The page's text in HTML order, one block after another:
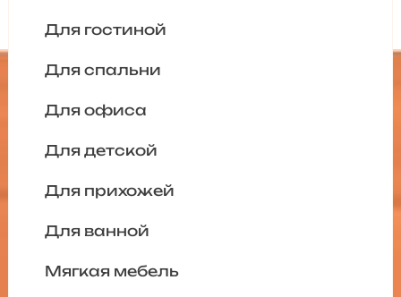
Для гостиной
Для спальни
Для офиса
Для детской
Для прихожей
Для ванной
Мягкая мебель